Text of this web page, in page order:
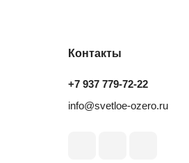
Контакты
+7 937 779‑72‑22
info@svetloe-ozero.ru